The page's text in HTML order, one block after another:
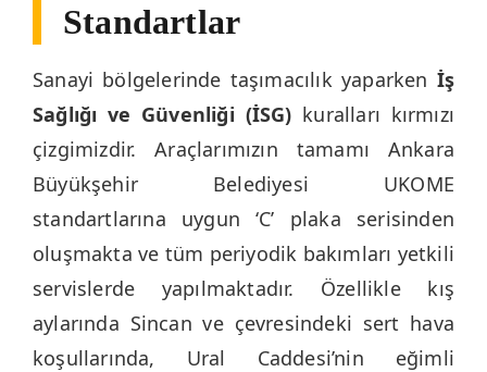
Standartlar
Sanayi bölgelerinde taşımacılık yaparken İş
Sağlığı ve Güvenliği (İSG) kuralları kırmızı
çizgimizdir. Araçlarımızın tamamı Ankara
Büyükşehir Belediyesi UKOME
standartlarına uygun ‘C’ plaka serisinden
oluşmakta ve tüm periyodik bakımları yetkili
servislerde yapılmaktadır. Özellikle kış
aylarında Sincan ve çevresindeki sert hava
koşullarında, Ural Caddesi’nin eğimli